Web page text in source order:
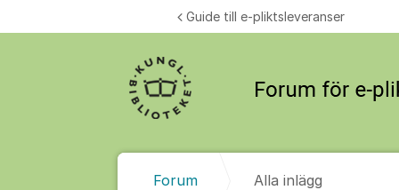
Guide till e-pliktsleveranser
Forum Alla inlägg